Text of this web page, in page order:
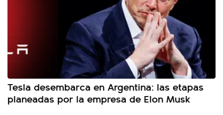
Tesla desembarca en Argentina: las etapas
planeadas por la empresa de Elon Musk